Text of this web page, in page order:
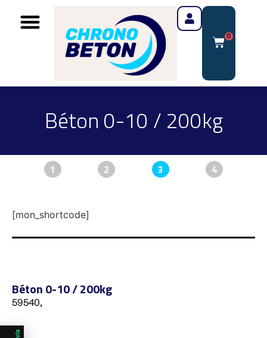
0
Béton 0-10 / 200kg
1 2 3 4
[mon_shortcode]
Béton 0-10 / 200kg
59540,